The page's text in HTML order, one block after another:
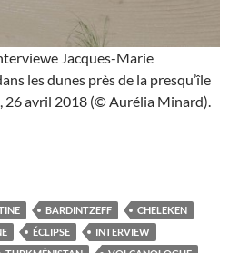
Jacques-Marie
les dunes près de la presqu’île
26 avril 2018 (© Aurélia Minard).
au Turkménistan
BARDINTZEFF
CHELEKEN
ÉCLIPSE
INTERVIEW